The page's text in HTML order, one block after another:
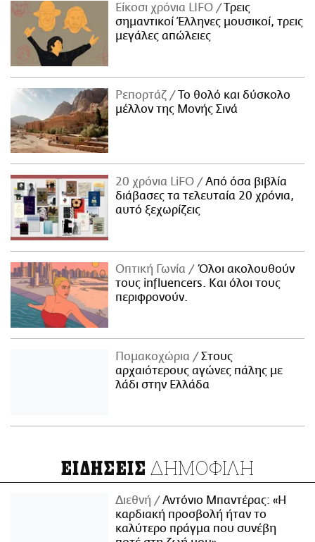
Είκοσι χρόνια LIFO
Tρεις
σημαντικοί Έλληνες μουσικοί, τρεις
μεγάλες απώλειες
Ρεπορτάζ
Το θολό και δύσκολο
μέλλον της Μονής Σινά
20 χρόνια LiFO
Από όσα βιβλία
διάβασες τα τελευταία 20 χρόνια,
αυτό ξεχωρίζεις
Οπτική Γωνία
Όλοι ακολουθούν
τους influencers. Και όλοι τους
περιφρονούν.
Πομακοχώρια
Στους
αρχαιότερους αγώνες πάλης με
λάδι στην Ελλάδα
ΕΙΔΗΣΕΙΣ ΔΗΜΟΦΙΛΗ
Διεθνή
Αντόνιο Μπαντέρας: «Η
καρδιακή προσβολή ήταν το
καλύτερο πράγμα που συνέβη